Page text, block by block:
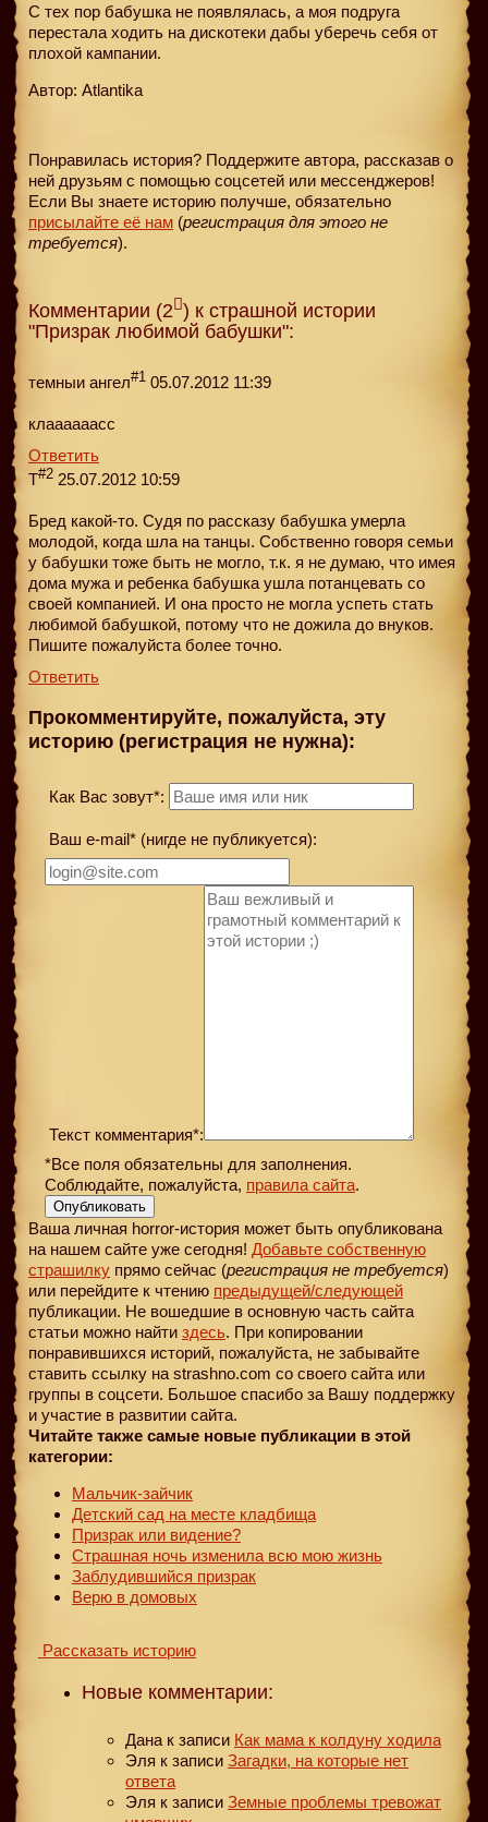
С тех пор бабушка не появлялась, а моя подруга
перестала ходить на дискотеки дабы уберечь себя от
плохой кампании.
Автор: Atlantika
Понравилась история? Поддержите автора, рассказав о
ней друзьям с помощью соцсетей или мессенджеров!
Если Вы знаете историю получше, обязательно
присылайте её нам (регистрация для этого не
требуется).
Комментарии (2 ) к страшной истории
"Призрак любимой бабушки":
темныи ангел#1 05.07.2012 11:39
клаааааасс
Ответить
Т#2 25.07.2012 10:59
Бред какой-то. Судя по рассказу бабушка умерла
молодой, когда шла на танцы. Собственно говоря семьи
у бабушки тоже быть не могло, т.к. я не думаю, что имея
дома мужа и ребенка бабушка ушла потанцевать со
своей компанией. И она просто не могла успеть стать
любимой бабушкой, потому что не дожила до внуков.
Пишите пожалуйста более точно.
Ответить
Прокомментируйте, пожалуйста, эту
историю (регистрация не нужна):
Как Вас зовут*:
Ваш e-mail* (нигде не публикуется):
Текст комментария*:
*Все поля обязательны для заполнения.
Соблюдайте, пожалуйста, правила сайта.
Опубликовать
Ваша личная horror-история может быть опубликована
на нашем сайте уже сегодня! Добавьте собственную
страшилку прямо сейчас (регистрация не требуется)
или перейдите к чтению предыдущей/следующей
публикации. Не вошедшие в основную часть сайта
статьи можно найти здесь. При копировании
понравившихся историй, пожалуйста, не забывайте
ставить ссылку на strashno.com со своего сайта или
группы в соцсети. Большое спасибо за Вашу поддержку
и участие в развитии сайта.
Читайте также самые новые публикации в этой
категории:
Мальчик-зайчик
Детский сад на месте кладбища
Призрак или видение?
Страшная ночь изменила всю мою жизнь
Заблудившийся призрак
Верю в домовых
Рассказать историю
Новые комментарии:
Дана к записи Как мама к колдуну ходила
Эля к записи Загадки, на которые нет
ответа
Эля к записи Земные проблемы тревожат